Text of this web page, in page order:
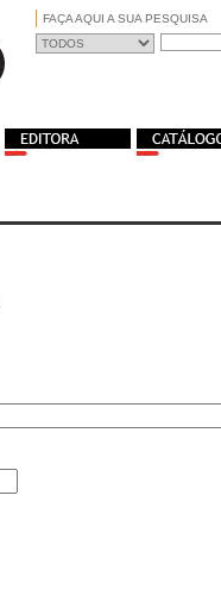
FAÇA AQUI A SUA PESQUISA